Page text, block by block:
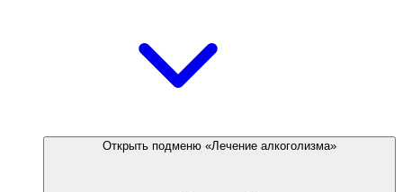
Открыть подменю «Лечение алкоголизма»